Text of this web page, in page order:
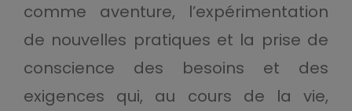
comme aventure, l’expérimentation
de nouvelles pratiques et la prise de
conscience des besoins et des
exigences qui, au cours de la vie,